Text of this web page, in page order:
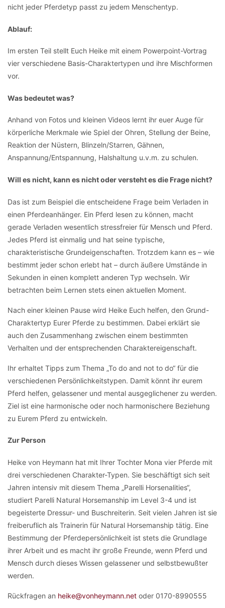
nicht jeder Pferdetyp passt zu jedem Menschentyp.
Ablauf:
Im ersten Teil stellt Euch Heike mit einem Powerpoint-Vortrag
vier verschiedene Basis-Charaktertypen und ihre Mischformen
vor.
Was bedeutet was?
Anhand von Fotos und kleinen Videos lernt ihr euer Auge für
körperliche Merkmale wie Spiel der Ohren, Stellung der Beine,
Reaktion der Nüstern, Blinzeln/Starren, Gähnen,
Anspannung/Entspannung, Halshaltung u.v.m. zu schulen.
Will es nicht, kann es nicht oder versteht es die Frage nicht?
Das ist zum Beispiel die entscheidene Frage beim Verladen in
einen Pferdeanhänger. Ein Pferd lesen zu können, macht
gerade Verladen wesentlich stressfreier für Mensch und Pferd.
Jedes Pferd ist einmalig und hat seine typische,
charakteristische Grundeigenschaften. Trotzdem kann es – wie
bestimmt jeder schon erlebt hat – durch äußere Umstände in
Sekunden in einen komplett anderen Typ wechseln. Wir
betrachten beim Lernen stets einen aktuellen Moment.
Nach einer kleinen Pause wird Heike Euch helfen, den Grund-
Charaktertyp Eurer Pferde zu bestimmen. Dabei erklärt sie
auch den Zusammenhang zwischen einem bestimmten
Verhalten und der entsprechenden Charaktereigenschaft.
Ihr erhaltet Tipps zum Thema „To do and not to do“ für die
verschiedenen Persönlichkeitstypen. Damit könnt ihr eurem
Pferd helfen, gelassener und mental ausgeglichener zu werden.
Ziel ist eine harmonische oder noch harmonischere Beziehung
zu Eurem Pferd zu entwickeln.
Zur Person
Heike von Heymann hat mit Ihrer Tochter Mona vier Pferde mit
drei verschiedenen Charakter-Typen. Sie beschäftigt sich seit
Jahren intensiv mit diesem Thema „Parelli Horsenalities“,
studiert Parelli Natural Horsemanship im Level 3-4 und ist
begeisterte Dressur- und Buschreiterin. Seit vielen Jahren ist sie
freiberuflich als Trainerin für Natural Horsemanship tätig. Eine
Bestimmung der Pferdepersönlichkeit ist stets die Grundlage
ihrer Arbeit und es macht ihr große Freunde, wenn Pferd und
Mensch durch dieses Wissen gelassener und selbstbewußter
werden.
Rückfragen an heike@vonheymann.net oder 0170-8990555